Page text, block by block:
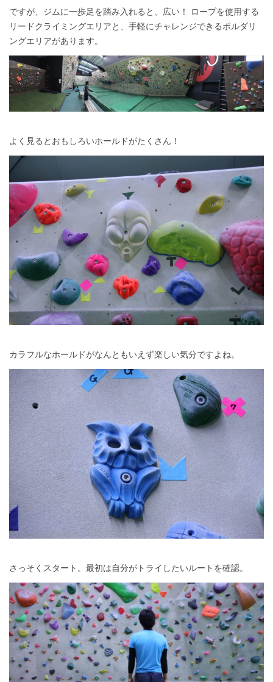
ですが、ジムに一歩足を踏み入れると、広い！ ロープを使用する
リードクライミングエリアと、手軽にチャレンジできるボルダリ
ングエリアがあります。
よく見るとおもしろいホールドがたくさん！
カラフルなホールドがなんともいえず楽しい気分ですよね。
さっそくスタート。最初は自分がトライしたいルートを確認。